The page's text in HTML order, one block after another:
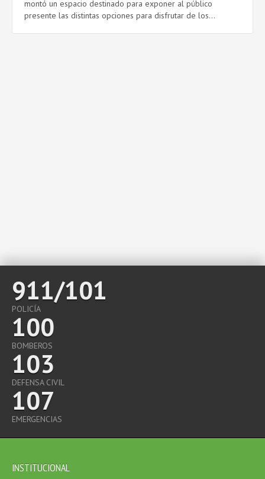
montó un espacio destinado para exponer al público
presente las distintas opciones para disfrutar de los...
911/101
POLICÍA
100
BOMBEROS
103
DEFENSA CIVIL
107
EMERGENCIAS
INSTITUCIONAL